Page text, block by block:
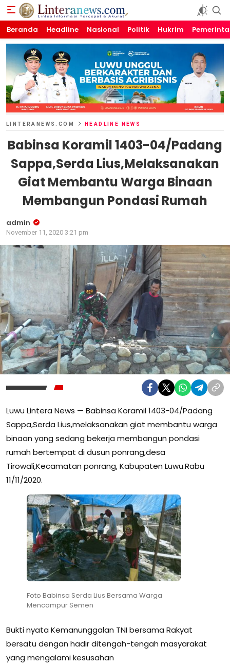
Linteranews.com
Lintas Informasi Tercepat dan Akurat
Beranda Headline Nasional Politik Hukrim
LINTERANEWS.COM HEADLINE NEWS
Babinsa Koramil 1403-04/Padang
Sappa,Serda Lius,Melaksanakan
Giat Membantu Warga Binaan
Membangun Pondasi Rumah
admin
November 11, 2020 3:21 pm
Luwu Lintera News — Babinsa Koramil 1403-04/Padang
Sappa,Serda Lius,melaksanakan giat membantu warga
binaan yang sedang bekerja membangun pondasi
rumah bertempat di dusun ponrang,desa
Tirowali,Kecamatan ponrang, Kabupaten Luwu.Rabu
11/11/2020.
Foto Babinsa Serda Lius Bersama Warga
Mencampur Semen
Bukti nyata Kemanunggalan TNI bersama Rakyat
bersatu dengan hadir ditengah-tengah masyarakat
yang mengalami kesusahan